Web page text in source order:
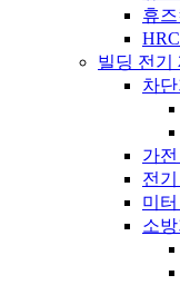
휴
빌딩 전기
차단
가
전
미
소